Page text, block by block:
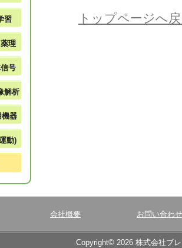
トップページへ
習
理
号
解析
機器
動)
会社概要 お問い合わせ
Copyright© 2026 株式会社ブ